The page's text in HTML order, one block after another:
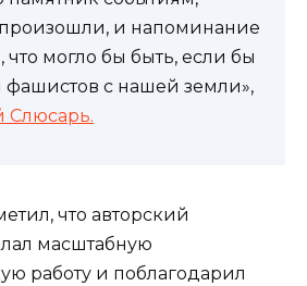
произошли, и напоминание
что могло бы быть, если бы
с нашей земли»,
Слюсарь.
что авторский
масштабную
работу и поблагодарил